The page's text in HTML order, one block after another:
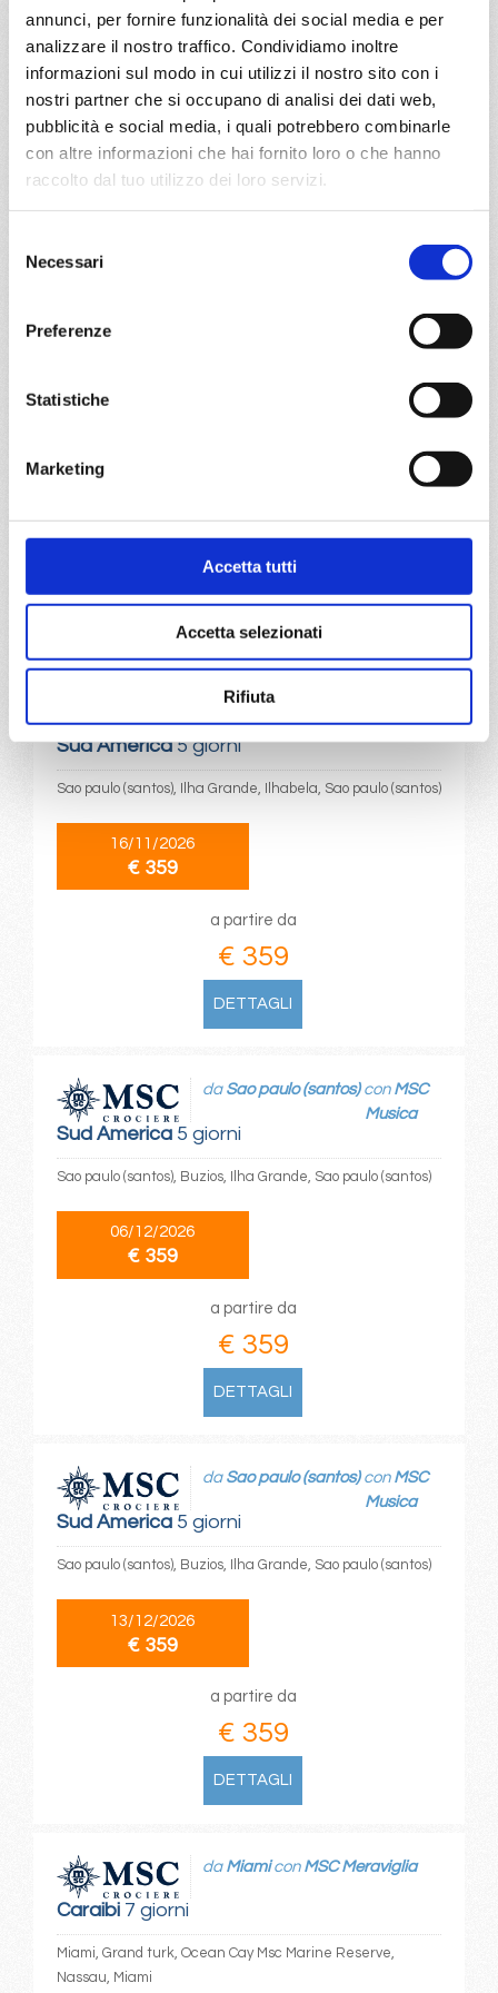
annunci, per fornire funzionalità dei social media e per
analizzare il nostro traffico. Condividiamo inoltre
informazioni sul modo in cui utilizzi il nostro sito con i
nostri partner che si occupano di analisi dei dati web,
pubblicità e social media, i quali potrebbero combinarle
con altre informazioni che hai fornito loro o che hanno
raccolto dal tuo utilizzo dei loro servizi.
delNecessari
Preferenze
Statistiche
Marketing
Accetta tutti
Accetta selezionati
Rifiuta
Barcellona, Provence(marseilles)
15/10/2026
€ 359
a partire da
€ 359
MSC
Musica
Sao paulo (santos), Buzios, Ilha Grande, Sao paulo (santos)
€ 359
Sud America5 giorni
daSao paulo (santos)
Musica
Sao paulo (santos), Ilha Grande, Ilhabela, Sao paulo (santos)
16/11/2026
€ 359
a partire da
€ 359
DETTAGLI
Sud America5 giorni
da Sao paulo (santos)con MSC
Musica
Sao paulo (santos), Buzios, Ilha Grande, Sao paulo (santos)
06/12/2026
€ 359
a partire da
€ 359
DETTAGLI
Sud America5 giorni
da Sao paulo (santos)con MSC
Musica
Sao paulo (santos), Buzios, Ilha Grande, Sao paulo (santos)
13/12/2026
€ 359
a partire da
€ 359
DETTAGLI
Caraibi7 giorni
da Miamicon MSC Meraviglia
Miami, Grand turk, Ocean Cay Msc Marine Reserve,
Nassau, Miami